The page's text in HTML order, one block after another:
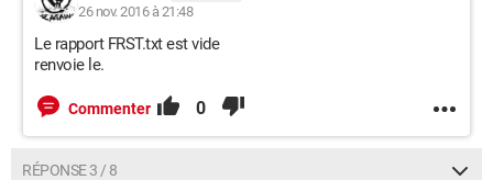
26 nov. 2016 à 21:48
Le rapport FRST.txt est vide
renvoie le.
Commenter 0
RÉPONSE 3 / 8